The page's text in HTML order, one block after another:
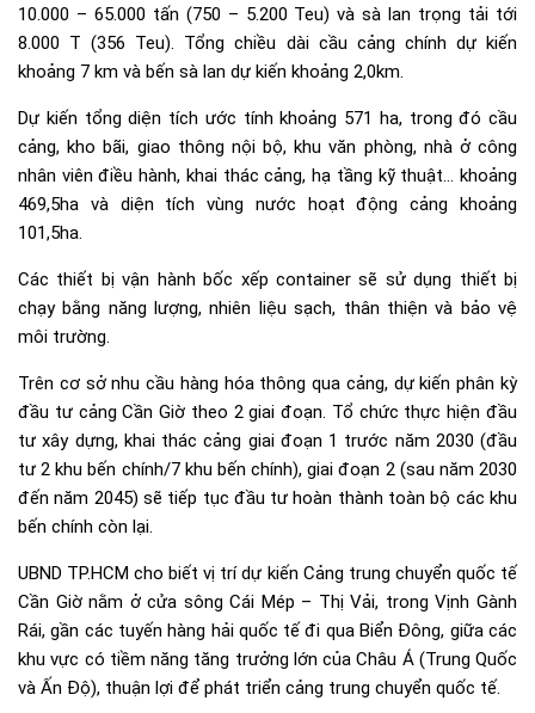
10.000 – 65.000 tấn (750 – 5.200 Teu) và sà lan trọng tải tới
8.000 T (356 Teu). Tổng chiều dài cầu cảng chính dự kiến
khoảng 7 km và bến sà lan dự kiến khoảng 2,0km.
Dự kiến tổng diện tích ước tính khoảng 571 ha, trong đó cầu
cảng, kho bãi, giao thông nội bộ, khu văn phòng, nhà ở công
nhân viên điều hành, khai thác cảng, hạ tầng kỹ thuật… khoảng
469,5ha và diện tích vùng nước hoạt động cảng khoảng
101,5ha.
Các thiết bị vận hành bốc xếp container sẽ sử dụng thiết bị
chạy bằng năng lượng, nhiên liệu sạch, thân thiện và bảo vệ
môi trường.
Trên cơ sở nhu cầu hàng hóa thông qua cảng, dự kiến phân kỳ
đầu tư cảng Cần Giờ theo 2 giai đoạn. Tổ chức thực hiện đầu
tư xây dựng, khai thác cảng giai đoạn 1 trước năm 2030 (đầu
tư 2 khu bến chính/7 khu bến chính), giai đoạn 2 (sau năm 2030
đến năm 2045) sẽ tiếp tục đầu tư hoàn thành toàn bộ các khu
bến chính còn lại.
UBND TP.HCM cho biết vị trí dự kiến Cảng trung chuyển quốc tế
Cần Giờ nằm ở cửa sông Cái Mép – Thị Vải, trong Vịnh Gành
Rái, gần các tuyến hàng hải quốc tế đi qua Biển Đông, giữa các
khu vực có tiềm năng tăng trưởng lớn của Châu Á (Trung Quốc
và Ấn Độ), thuận lợi để phát triển cảng trung chuyển quốc tế.